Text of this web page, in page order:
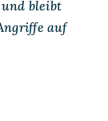
bleibt
auf